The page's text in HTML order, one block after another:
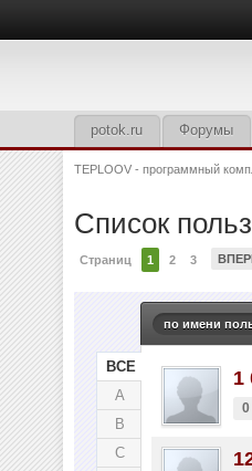
potok.ru Форумы
TEPLOOV - программный
Список
Страниц 1 2 3
ВСЕ
A
B
C
по имени
1
0